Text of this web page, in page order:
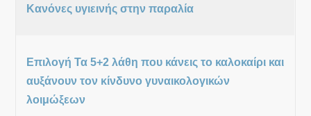
Κανόνες υγιεινής στην παραλία
Επιλογή Τα 5+2 λάθη που κάνεις το καλοκαίρι και
αυξάνουν τον κίνδυνο γυναικολογικών
λοιμώξεων